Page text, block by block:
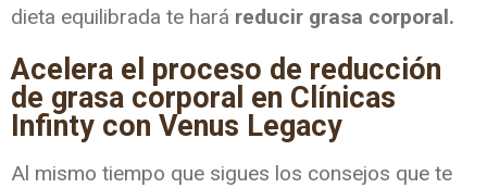
dieta equilibrada te hará reducir grasa corporal.
Acelera el proceso de reducción
de grasa corporal en Clínicas
Infinty con Venus Legacy
Al mismo tiempo que sigues los consejos que te